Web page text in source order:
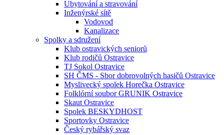
Ubytování a stravování
Inženýrské sítě
Vodovod
Kanalizace
Spolky a sdružení
Klub ostravických seniorů
Klub rodičů Ostravice
TJ Sokol Ostravice
SH ČMS - Sbor dobrovolných hasičů Ostravice
Myslivecký spolek Horečka Ostravice
Folklórní soubor GRUNIK Ostravice
Skaut Ostravice
Spolek BESKYDHOST
Sportovky Ostravice
Český rybářský svaz